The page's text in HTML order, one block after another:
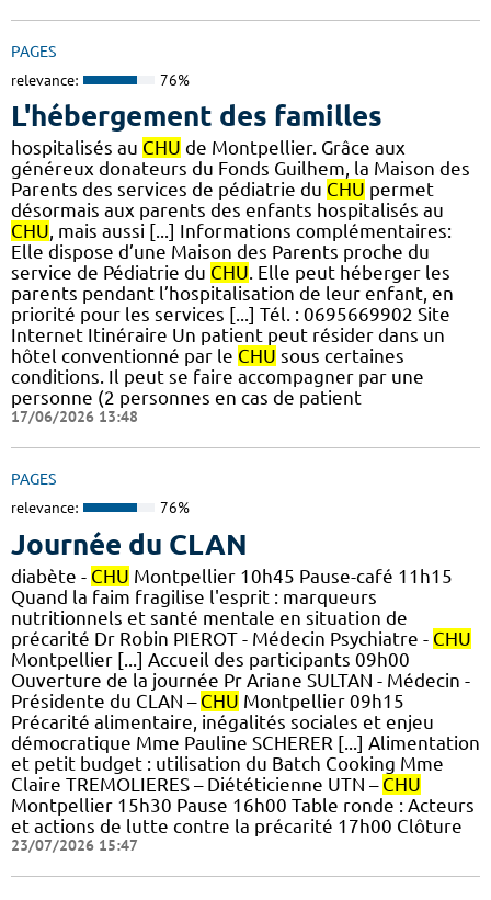
PAGES
relevance: 76%
L'hébergement des familles
hospitalisés au CHU de Montpellier. Grâce aux
généreux donateurs du Fonds Guilhem, la Maison des
Parents des services de pédiatrie du CHU permet
désormais aux parents des enfants hospitalisés au
CHU, mais aussi [...] Informations complémentaires:
Elle dispose d’une Maison des Parents proche du
service de Pédiatrie du CHU. Elle peut héberger les
parents pendant l’hospitalisation de leur enfant, en
priorité pour les services [...] Tél. : 0695669902 Site
Internet Itinéraire Un patient peut résider dans un
hôtel conventionné par le CHU sous certaines
conditions. Il peut se faire accompagner par une
personne (2 personnes en cas de patient
17/06/2026 13:48
PAGES
relevance: 76%
Journée du CLAN
diabète - CHU Montpellier 10h45 Pause-café 11h15
Quand la faim fragilise l'esprit : marqueurs
nutritionnels et santé mentale en situation de
précarité Dr Robin PIEROT - Médecin Psychiatre - CHU
Montpellier [...] Accueil des participants 09h00
Ouverture de la journée Pr Ariane SULTAN - Médecin -
Présidente du CLAN – CHU Montpellier 09h15
Précarité alimentaire, inégalités sociales et enjeu
démocratique Mme Pauline SCHERER [...] Alimentation
et petit budget : utilisation du Batch Cooking Mme
Claire TREMOLIERES – Diététicienne UTN – CHU
Montpellier 15h30 Pause 16h00 Table ronde : Acteurs
et actions de lutte contre la précarité 17h00 Clôture
23/07/2026 15:47